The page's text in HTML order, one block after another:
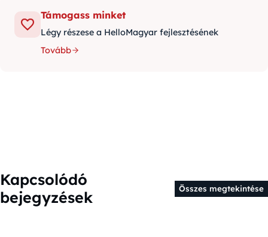
Támogass minket
Légy részese a HelloMagyar fejlesztésének
Tovább
Kapcsolódó
bejegyzések
Összes megtekintése